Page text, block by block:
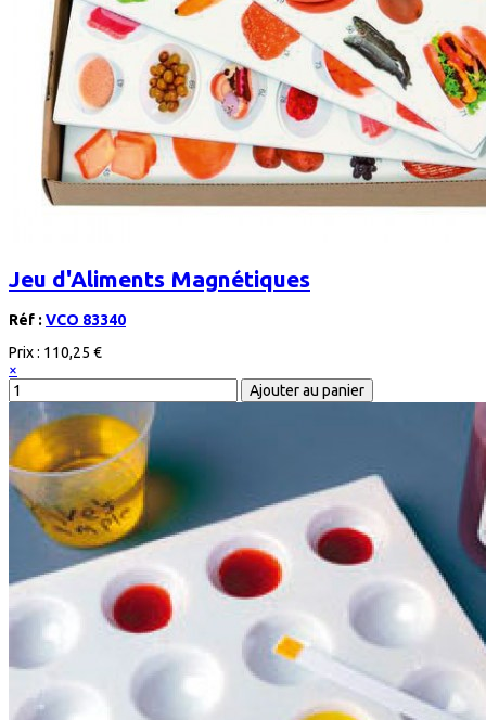
Jeu d'Aliments Magnétiques
Réf : VCO 83340
Prix : 110,25 €
×